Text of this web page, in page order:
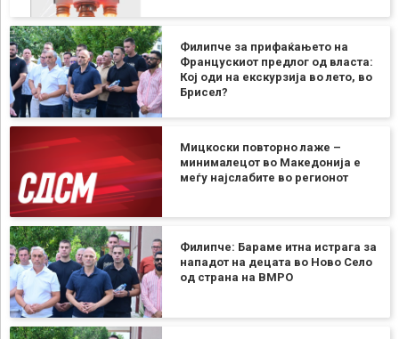
Филипче за прифаќањето на
Францускиот предлог од власта:
Кој оди на екскурзија во лето, во
Брисел?
Мицкоски повторно лаже –
минималецот во Македонија е
меѓу најслабите во регионот
Филипче: Бараме итна истрага за
нападот на децата во Ново Село
од страна на ВМРО